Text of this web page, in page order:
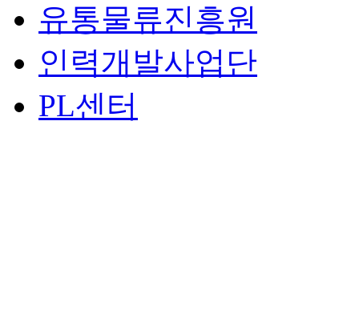
유통물류진흥원
인력개발사업단
PL센터